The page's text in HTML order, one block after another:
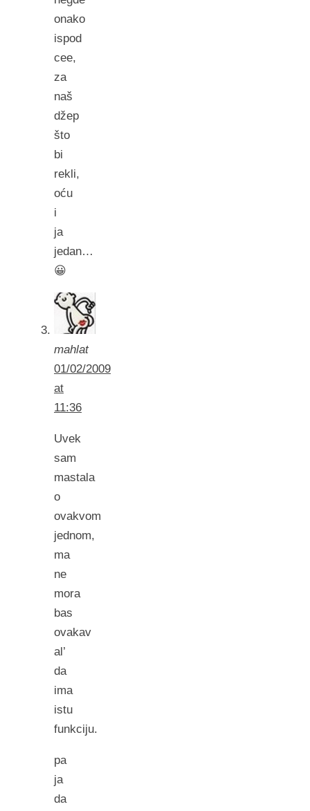
onako
ispod
cee,
za
naš
džep
što
bi
rekli,
oću
i
ja
jedan…
😀
mahlat
01/02/2009
at
11:36
Uvek
sam
mastala
o
ovakvom
jednom,
ma
ne
mora
bas
ovakav
al’
da
ima
istu
funkciju.
pa
ja
da